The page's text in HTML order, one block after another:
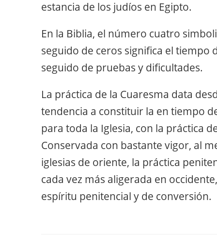
estancia de los judíos en Egipto.
En la Biblia, el número cuatro
seguido de ceros significa el tiempo
seguido de pruebas y dificultades.
La práctica de la Cuaresma data
tendencia a constituir la en tiempo
para toda la Iglesia, con la práctica
Conservada con bastante vigor, al
iglesias de oriente, la práctica
cada vez más aligerada en
espíritu penitencial y de conversión.